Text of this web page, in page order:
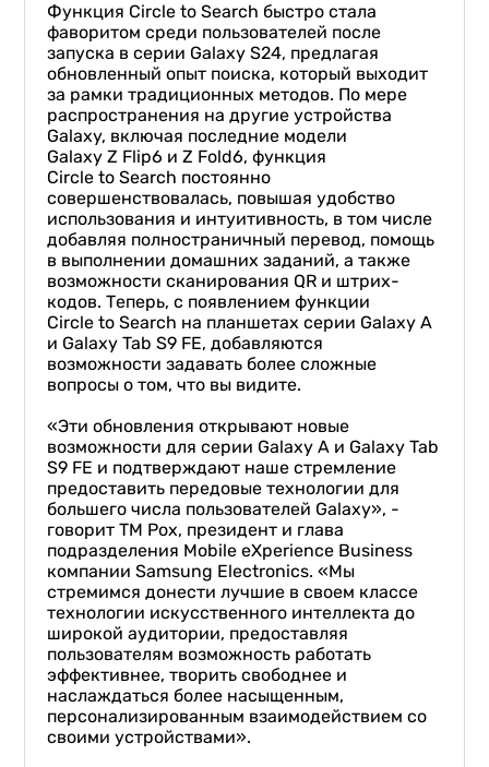
Функция Circle to Search быстро стала
фаворитом среди пользователей после
запуска в серии Galaxy S24, предлагая
обновленный опыт поиска, который выходит
за рамки традиционных методов. По мере
распространения на другие устройства
Galaxy, включая последние модели
Galaxy Z Flip6 и Z Fold6, функция
Circle to Search постоянно
совершенствовалась, повышая удобство
использования и интуитивность, в том числе
добавляя полностраничный перевод, помощь
в выполнении домашних заданий, а также
возможности сканирования QR и штрих-
кодов. Теперь, с появлением функции
Circle to Search на планшетах серии Galaxy A
и Galaxy Tab S9 FE, добавляются
возможности задавать более сложные
вопросы о том, что вы видите.
«Эти обновления открывают новые
возможности для серии Galaxy A и Galaxy Tab
S9 FE и подтверждают наше стремление
предоставить передовые технологии для
большего числа пользователей Galaxy», -
говорит ТМ Рох, президент и глава
подразделения Mobile eXperience Business
компании Samsung Electronics. «Мы
стремимся донести лучшие в своем классе
технологии искусственного интеллекта до
широкой аудитории, предоставляя
пользователям возможность работать
эффективнее, творить свободнее и
наслаждаться более насыщенным,
персонализированным взаимодействием со
своими устройствами».